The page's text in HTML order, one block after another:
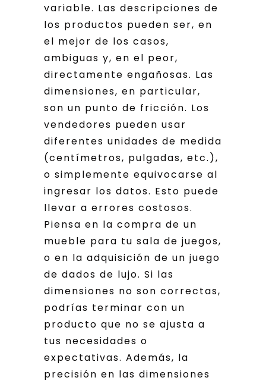
variable. Las descripciones de
los productos pueden ser, en
el mejor de los casos,
ambiguas y, en el peor,
directamente engañosas. Las
dimensiones, en particular,
son un punto de fricción. Los
vendedores pueden usar
diferentes unidades de medida
(centímetros, pulgadas, etc.),
o simplemente equivocarse al
ingresar los datos. Esto puede
llevar a errores costosos.
Piensa en la compra de un
mueble para tu sala de juegos,
o en la adquisición de un juego
de dados de lujo. Si las
dimensiones no son correctas,
podrías terminar con un
producto que no se ajusta a
tus necesidades o
expectativas. Además, la
precisión en las dimensiones